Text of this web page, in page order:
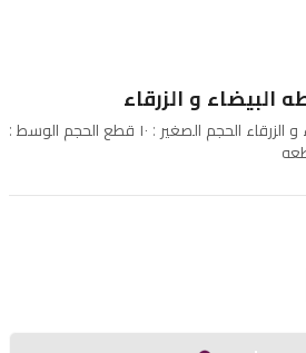
البيضاء و الزرقاء
فاز من الورود البسيطه البيضاء و الزرقاء الحجم الصغير : ١٠ قطع الحجم الوسط :